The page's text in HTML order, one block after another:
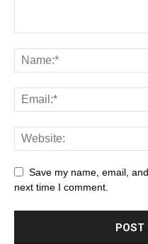
Save my name, email,
next time I comment.